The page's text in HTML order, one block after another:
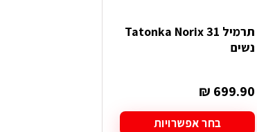
תרמיל Tatonka Norix 31
נשים
₪ 699.90
בחר אפשרויות